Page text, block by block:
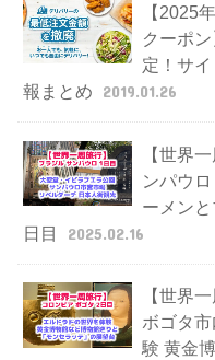
【2025
クーポ
定！サ
報まとめ
2019.01.26
【世界
ンパウ
ーメン
日目
2025.02.16
【世界
ボゴタ
験 黄金